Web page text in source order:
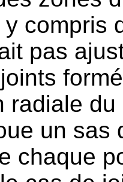
compris
pas
radiale
un sas
chaque